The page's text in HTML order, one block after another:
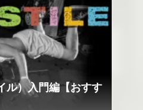
ル）入門編【おすす